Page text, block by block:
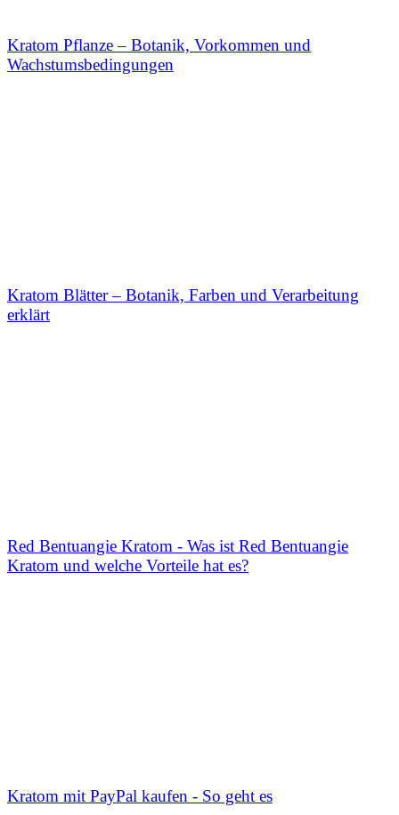
Kratom Pflanze – Botanik, Vorkommen und
Wachstumsbedingungen
Kratom Blätter – Botanik, Farben und Verarbeitung
erklärt
Red Bentuangie Kratom - Was ist Red Bentuangie
Kratom und welche Vorteile hat es?
Kratom mit PayPal kaufen - So geht es